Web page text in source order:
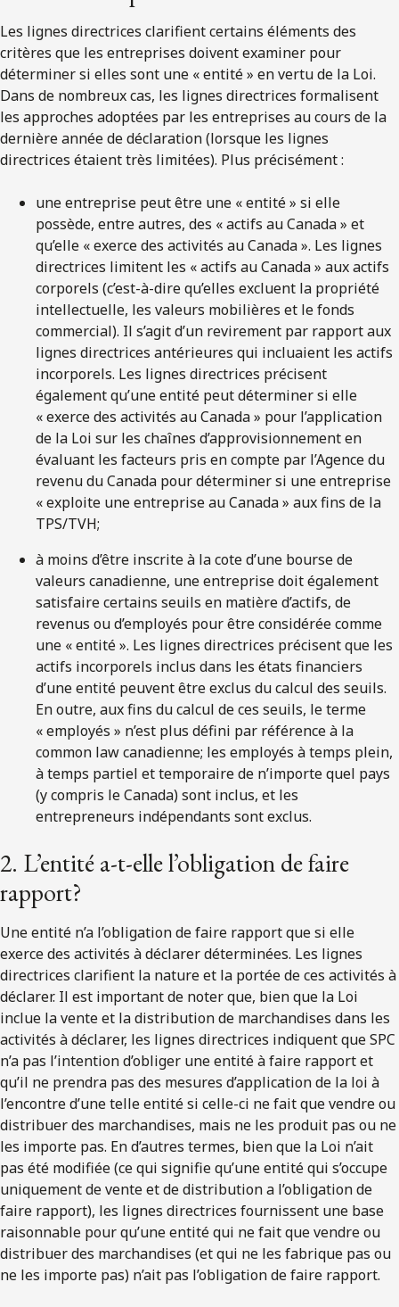
Les lignes directrices clarifient certains éléments des
critères que les entreprises doivent examiner pour
déterminer si elles sont une « entité » en vertu de la Loi.
Dans de nombreux cas, les lignes directrices formalisent
les approches adoptées par les entreprises au cours de la
dernière année de déclaration (lorsque les lignes
directrices étaient très limitées). Plus précisément :
une entreprise peut être une « entité » si elle
possède, entre autres, des « actifs au Canada » et
qu’elle « exerce des activités au Canada ». Les lignes
directrices limitent les « actifs au Canada » aux actifs
corporels (c’est-à-dire qu’elles excluent la propriété
intellectuelle, les valeurs mobilières et le fonds
commercial). Il s’agit d’un revirement par rapport aux
lignes directrices antérieures qui incluaient les actifs
incorporels. Les lignes directrices précisent
également qu’une entité peut déterminer si elle
« exerce des activités au Canada » pour l’application
de la Loi sur les chaînes d’approvisionnement en
évaluant les facteurs pris en compte par l’Agence du
revenu du Canada pour déterminer si une entreprise
« exploite une entreprise au Canada » aux fins de la
TPS/TVH;
à moins d’être inscrite à la cote d’une bourse de
valeurs canadienne, une entreprise doit également
satisfaire certains seuils en matière d’actifs, de
revenus ou d’employés pour être considérée comme
une « entité ». Les lignes directrices précisent que les
actifs incorporels inclus dans les états financiers
d’une entité peuvent être exclus du calcul des seuils.
En outre, aux fins du calcul de ces seuils, le terme
« employés » n’est plus défini par référence à la
common law canadienne; les employés à temps plein,
à temps partiel et temporaire de n’importe quel pays
(y compris le Canada) sont inclus, et les
entrepreneurs indépendants sont exclus.
2. L’entité a-t-elle l’obligation de faire
rapport?
Une entité n’a l’obligation de faire rapport que si elle
exerce des activités à déclarer déterminées. Les lignes
directrices clarifient la nature et la portée de ces activités à
déclarer. Il est important de noter que, bien que la Loi
inclue la vente et la distribution de marchandises dans les
activités à déclarer, les lignes directrices indiquent que SPC
n’a pas l’intention d’obliger une entité à faire rapport et
qu’il ne prendra pas des mesures d’application de la loi à
l’encontre d’une telle entité si celle-ci ne fait que vendre ou
distribuer des marchandises, mais ne les produit pas ou ne
les importe pas. En d’autres termes, bien que la Loi n’ait
pas été modifiée (ce qui signifie qu’une entité qui s’occupe
uniquement de vente et de distribution a l’obligation de
faire rapport), les lignes directrices fournissent une base
raisonnable pour qu’une entité qui ne fait que vendre ou
distribuer des marchandises (et qui ne les fabrique pas ou
ne les importe pas) n’ait pas l’obligation de faire rapport.